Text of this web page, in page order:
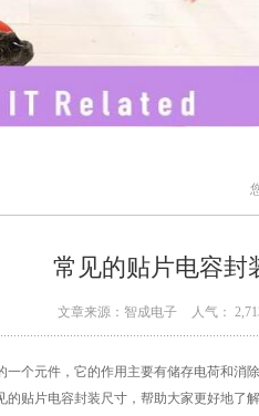
常见的贴片电容封
文章来源：智成电子 人气：
一个元件，它的作用主要有储存电荷和消
贴片电容封装尺寸，帮助大家更好地了